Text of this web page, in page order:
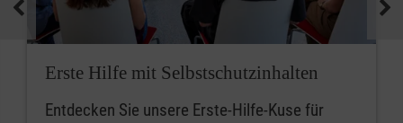
Erste Hilfe mit Selbstschutzinhalten
Entdecken Sie unsere Erste-Hilfe-Kuse für